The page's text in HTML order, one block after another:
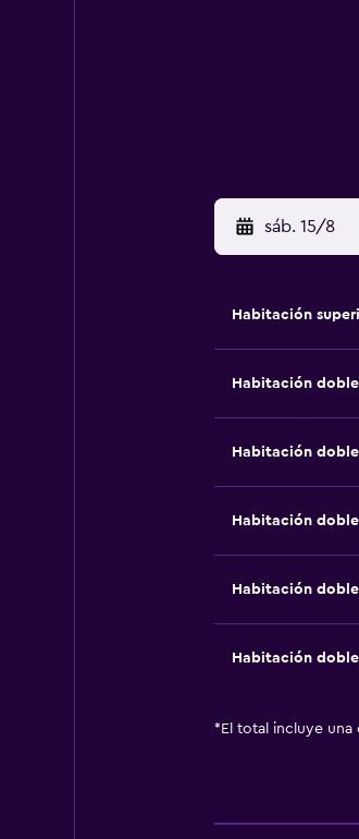
sáb. 15/8
Habitación
Habitación
Habitación
Habitación
Habitación
Habitación
* El total incluye una